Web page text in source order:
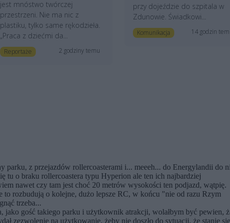
jest mnóstwo twórczej
przestrzeni. Nie ma nic z
plastiku, tylko same rękodzieła.
„Praca z dziećmi da...
Reportaże 2 godziny temu
przy dojeździe do szpitala w
Zdunowie. Świadkowi...
Komunikacja 14 godzin